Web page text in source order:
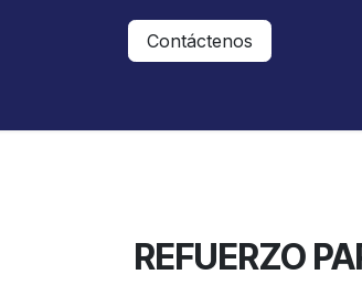
Contáctenos
REFUERZO